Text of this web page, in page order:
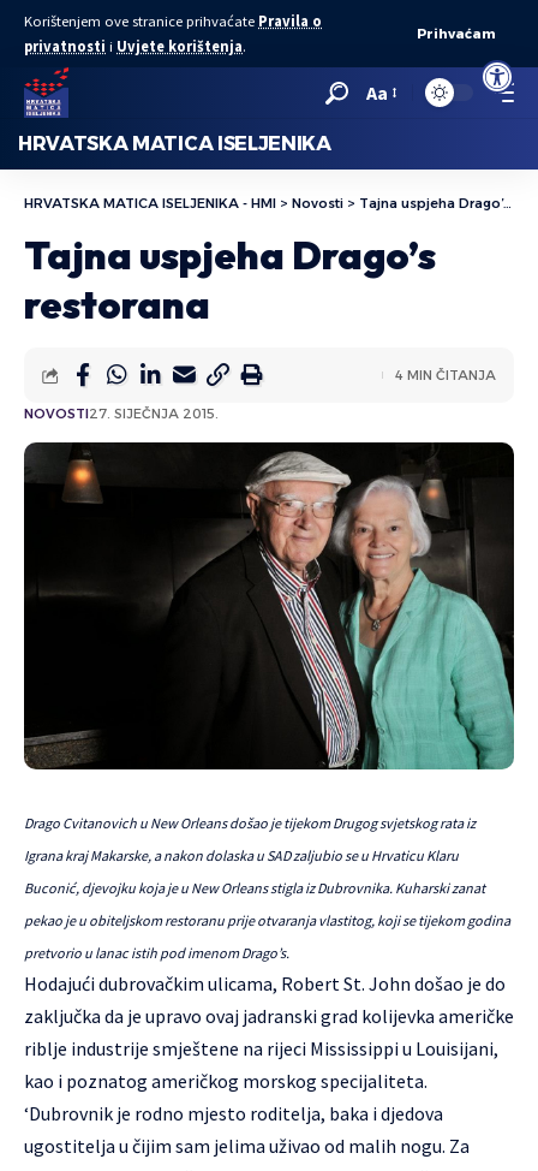
Open
Korištenjem ove stranice prihvaćate Pravila o
privatnosti i Uvjete korištenja.
Prihvaćam
Aa
HRVATSKA MATICA ISELJENIKA
HRVATSKA MATICA ISELJENIKA - HMI > Novosti > Tajna uspjeha Drago’s restorana
Tajna uspjeha Drago’s
restorana
NOVOSTI27. SIJEČNJA 2015.
4 MIN ČITANJA
Drago Cvitanovich u New Orleans došao je tijekom Drugog svjetskog rata iz
Igrana kraj Makarske, a nakon dolaska u SAD zaljubio se u Hrvaticu Klaru
Buconić, djevojku koja je u New Orleans stigla iz Dubrovnika. Kuharski zanat
pekao je u obiteljskom restoranu prije otvaranja vlastitog, koji se tijekom godina
pretvorio u lanac istih pod imenom Drago’s.
Hodajući dubrovačkim ulicama, Robert St. John došao je do
zaključka da je upravo ovaj jadranski grad kolijevka američke
riblje industrije smještene na rijeci Mississippi u Louisijani,
kao i poznatog američkog morskog specijaliteta.
‘Dubrovnik je rodno mjesto roditelja, baka i djedova
ugostitelja u čijim sam jelima uživao od malih nogu. Za